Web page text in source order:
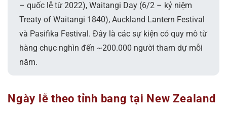
– quốc lễ từ 2022), Waitangi Day (6/2 – kỷ niệm
Treaty of Waitangi 1840), Auckland Lantern Festival
và Pasifika Festival. Đây là các sự kiện có quy mô từ
hàng chục nghìn đến ~200.000 người tham dự mỗi
năm.
Ngày lễ theo tỉnh bang tại New Zealand